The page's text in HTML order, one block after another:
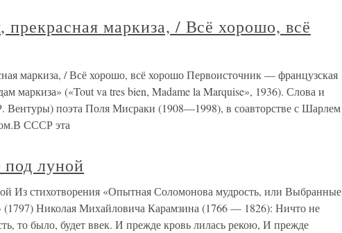
прекрасная маркиза, / Всё хорошо, всё
маркиза, / Всё хорошо, всё хорошо Первоисточник — французская
маркиза» («Tout va tres bien, Madame la Marquise», 1936). Слова и
Вентуры) поэта Поля Мисраки (1908—1998), в соавторстве с Шарлем
СССР эта
луной
Из стихотворения «Опытная Соломонова мудрость, или Выбранные
(1797) Николая Михайловича Карамзина (1766 — 1826): Ничто не
то было, будет ввек. И прежде кровь лилась рекою, И прежде